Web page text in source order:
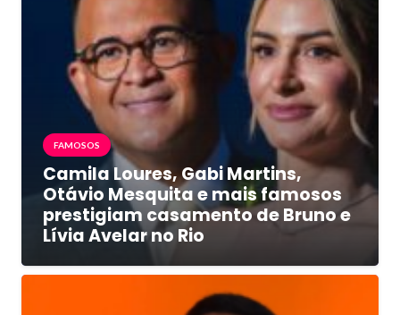
FAMOSOS
Camila Loures, Gabi Martins,
Otávio Mesquita e mais famosos
prestigiam casamento de Bruno e
Lívia Avelar no Rio